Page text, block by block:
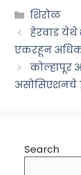
Categories
शिरोळ
हेरवाड येथे
एकरहून
कोल्हापूर
असोसिएशनचे ७
Search